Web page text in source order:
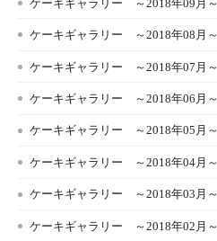
ケーキギャラリー ～2018年09月～
ケーキギャラリー ～2018年08月～
ケーキギャラリー ～2018年07月～
ケーキギャラリー ～2018年06月～
ケーキギャラリー ～2018年05月～
ケーキギャラリー ～2018年04月～
ケーキギャラリー ～2018年03月～
ケーキギャラリー ～2018年02月～